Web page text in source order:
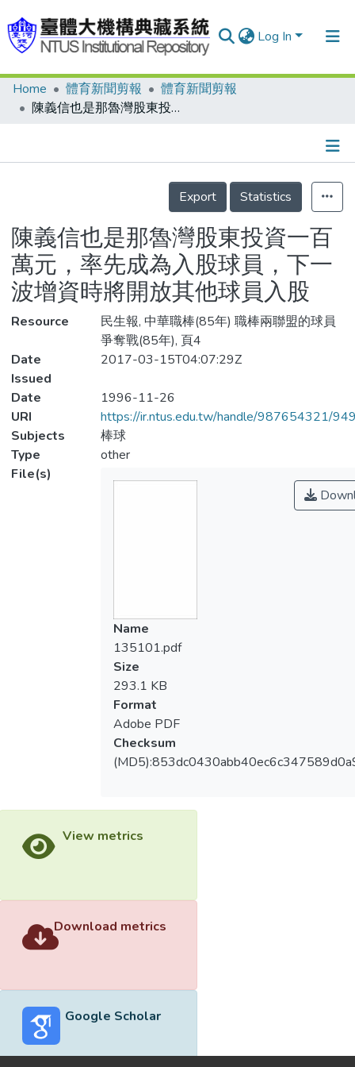
Log In
Communities & Collections
Statistics
Home 體育新聞剪報
體育新聞剪報
陳義信也是那魯灣股東投資一百萬元，率先成為入股球員，下一波增資時將開放其他球員入股
Details
Export
Statistics
陳義信也是那魯灣股東投資一百
萬元，率先成為入股球員，下一
波增資時將開放其他球員入股
Resource
民生報, 中華職棒(85年) 職棒兩聯盟的球員
爭奪戰(85年), 頁4
Date
Issued
2017-03-15T04:07:29Z
Date
1996-11-26
URI
https://ir.ntus.edu.tw/handle/987654321/
Subjects
棒球
Type
other
File(s)
Name
135101.pdf
Size
293.1 KB
Format
Adobe PDF
Checksum
View metrics
Download metrics
Google Scholar